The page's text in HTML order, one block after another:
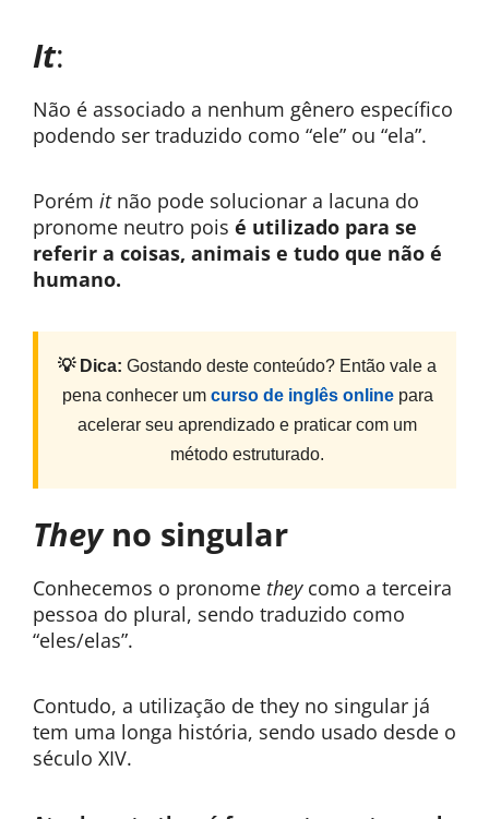
It:
Não é associado a nenhum gênero específico
podendo ser traduzido como “ele” ou “ela”.
Porém itnão pode solucionar a lacuna do
pronome neutro pois é utilizado para se
referir a coisas, animais e tudo que não é
humano.
💡 Dica: Gostando deste conteúdo? Então vale a
pena conhecer um curso de inglês onlinepara
acelerar seu aprendizado e praticar com um
método estruturado.
Theyno singular
Conhecemos o pronome theycomo a terceira
pessoa do plural, sendo traduzido como
“eles/elas”.
Contudo, a utilização de they no singular já
tem uma longa história, sendo usado desde o
século XIV.